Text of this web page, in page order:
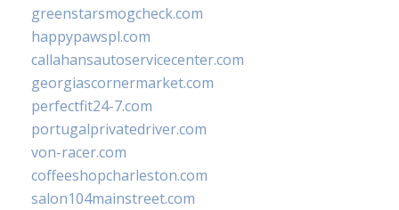
greenstarsmogcheck.com
happypawspl.com
callahansautoservicecenter.com
georgiascornermarket.com
perfectfit24-7.com
portugalprivatedriver.com
von-racer.com
coffeeshopcharleston.com
salon104mainstreet.com